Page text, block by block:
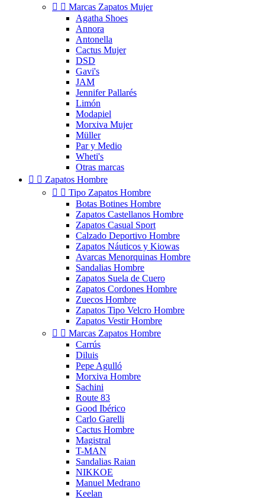
  Marcas Zapatos Mujer
Agatha Shoes
Annora
Antonella
Cactus Mujer
DSD
Gavi's
JAM
Jennifer Pallarés
Limón
Modapiel
Morxiva Mujer
Müller
Par y Medio
Wheti's
Otras marcas
  Zapatos Hombre
  Tipo Zapatos Hombre
Botas Botines Hombre
Zapatos Castellanos Hombre
Zapatos Casual Sport
Calzado Deportivo Hombre
Zapatos Náuticos y Kiowas
Avarcas Menorquinas Hombre
Sandalias Hombre
Zapatos Suela de Cuero
Zapatos Cordones Hombre
Zuecos Hombre
Zapatos Tipo Velcro Hombre
Zapatos Vestir Hombre
  Marcas Zapatos Hombre
Carrús
Diluis
Pepe Agulló
Morxiva Hombre
Sachini
Route 83
Good Ibérico
Carlo Garelli
Cactus Hombre
Magistral
T-MAN
Sandalias Raian
NIKKOE
Manuel Medrano
Keelan